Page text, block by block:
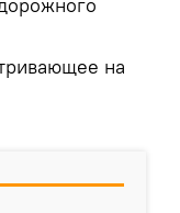
на